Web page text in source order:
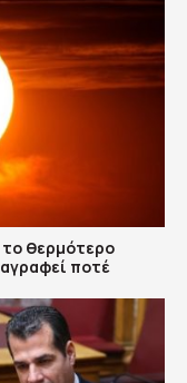
θερμότερο
ποτέ